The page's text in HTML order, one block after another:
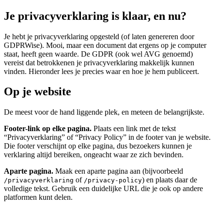
Je privacyverklaring is klaar, en nu?
Je hebt je privacyverklaring opgesteld (of laten genereren door
GDPRWise). Mooi, maar een document dat ergens op je computer
staat, heeft geen waarde. De GDPR (ook wel AVG genoemd)
vereist dat betrokkenen je privacyverklaring makkelijk kunnen
vinden. Hieronder lees je precies waar en hoe je hem publiceert.
Op je website
De meest voor de hand liggende plek, en meteen de belangrijkste.
Footer-link op elke pagina. Plaats een link met de tekst
“Privacyverklaring” of “Privacy Policy” in de footer van je website.
Die footer verschijnt op elke pagina, dus bezoekers kunnen je
verklaring altijd bereiken, ongeacht waar ze zich bevinden.
Aparte pagina. Maak een aparte pagina aan (bijvoorbeeld
/privacyverklaring of /privacy-policy) en plaats daar de
volledige tekst. Gebruik een duidelijke URL die je ook op andere
platformen kunt delen.